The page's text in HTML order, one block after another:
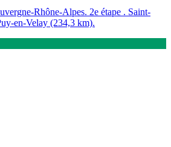
Rhône-Alpes. 2e étape . Saint-
en-Velay (234,3 km).